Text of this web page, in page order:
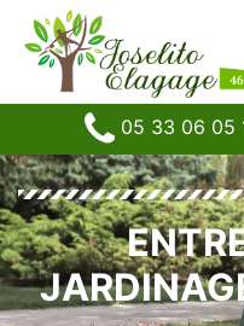
05 33 06 05